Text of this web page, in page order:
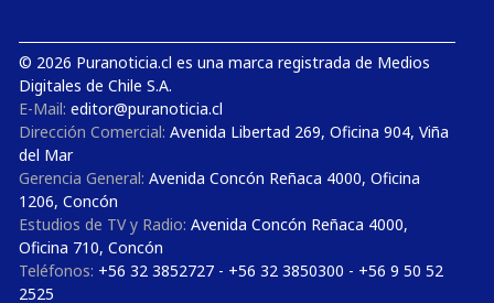
© 2026 Puranoticia.cl es una marca registrada de Medios
Digitales de Chile S.A.
E-Mail: editor@puranoticia.cl
Dirección Comercial: Avenida Libertad 269, Oficina 904, Viña
del Mar
Gerencia General: Avenida Concón Reñaca 4000, Oficina
1206, Concón
Estudios de TV y Radio: Avenida Concón Reñaca 4000,
Oficina 710, Concón
Teléfonos: +56 32 3852727 - +56 32 3850300 - +56 9 50 52
2525